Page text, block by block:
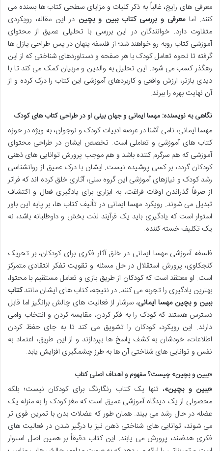
معرفی های رایج، غالباً به ذکر کلیات و مزایای سطحی کتاب ها بسنده می
کنند. امامعرفی و بررسی کتاب ببین و بچین در این مقاله، رویکردی
متفاوت دارد. خوانندگان در این بررسی با تحلیلی عمیق از محتوای
آموزشی کتاب روبه رو خواهند شد؛ از فلسفه پنهان در پس طراحی پازل ها
گرفته تا نحوه تعامل کودک با هر صفحه و دستاوردهای شناختی که از این
رهگذر کسب می شود. این تحلیل به والدین و مربیان کمک می کند تا با
دیدی بازتر، ارزش واقعی و کاربردهای آموزشی این کتاب را درک کرده و از
آن نهایت بهره را ببرند.
نگاهی به نویسنده: مهسا ایمانی و جهان بینی او در طراحی کتاب های کودک
مهسا ایمانی، نامی آشنا در عرصه ادبیات کودک و نوجوان، به ویژه در حوزه
کتاب های آموزشی و تعاملی است. تخصص ایشان در طراحی محتوای
آموزشی که هم سرگرم کننده باشد و هم موجب پرورش توانایی های ذهنی
کودکان گردد، بر کسی پوشیده نیست. ایشان با درک عمیق از روانشناسی
رشد کودک و نیازهای آموزشی این گروه سنی، آثاری خلق کرده اند که فراتر
از صرفاً گذراندن اوقات فراغت، به ابزاری برای یادگیری فعال و اکتشاف
تبدیل می شوند. رویکرد مهسا ایمانی در تألیف کتاب ها، بر پایه این باور
استوار است که یادگیری باید یک فرآیند لذت بخش و داوطلبانه باشد، نه
یک تکلیف خسته کننده.
فلسفه آموزشی مهسا ایمانی در خلق آثار فکری برای کودکان، بر تحریک
کنجکاوی، پرورش استقلال در حل مسئله و تقویت تفکر انتقادی متمرکز
است. او معتقد است که کودکان از طریق بازی و تعامل مستقیم با محتوا،
بهترین یادگیری را تجربه می کنند. در نتیجه، کتاب های ایشان مانندکتاب
ببین و بچین مهسا ایمانی، سرشار از فعالیت های چالش برانگیز اما قابل
دسترس هستند که کودک را به فکر کردن، مقایسه کردن و انتخاب وامی
دارند. این رویکرد، کودکان را تشویق می کند تا به جای حفظ کردن
اطلاعات، خودشان به کشف پاسخ ها بپردازند و از این طریق، اعتماد به
نفس و توانایی های شناختی آن ها به طرز چشمگیری افزایش یابد.
«ببین و بچین» چیست؟ مفهوم و اهداف اصلی کتاب
«ببین و بچین»، تنها یک کتاب رنگارنگ برای کودکان نیست؛ بلکه
محصولی از یک دیدگاه آموزشی عمیق است که مغز کودک را به منزله یک
عضله در حال رشد می بیند. همان طور که عضلات بدن با تمرین قوی تر
می شوند، توانایی های شناختی ذهن نیز با درگیر شدن در فعالیت های
فکری هدفمند، پرورش می یابند. این کتاب دقیقاً بر همین اصل استوار